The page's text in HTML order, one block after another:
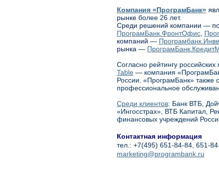
Компания «ПрограмБанк»
рынкеболее 26 лет.
Среди решений компании —
ПрограмБанк.ФронтОфис,
компаний —
рынка —
Согласно рейтингу
Table— компания
России. «ПрограмБанк» также
профессиональное
Среди клиентов: Банк ВТБ,
«Ингосстрах», ВТБ Капитал,
финансовых учреждений
Контактная информация
тел.: +7(495) 651-84-84, 651-
marketing@programbank.ru